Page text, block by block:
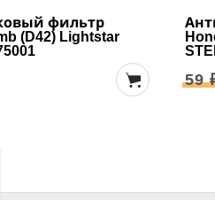
фильтр
(D42) Lightstar
59